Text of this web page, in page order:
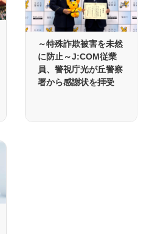
～特殊詐欺被害を未然
に防止～J:COM従業
員、警視庁光が丘警察
署から感謝状を拝受